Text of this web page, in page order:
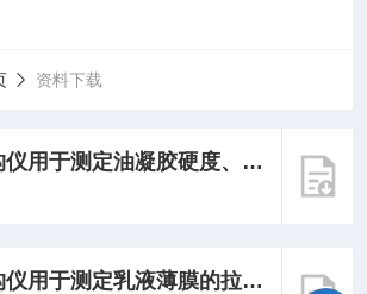
资料下载
测定油凝胶硬度、内聚性和咀嚼性
定乳液薄膜的拉伸强度和断裂伸长率